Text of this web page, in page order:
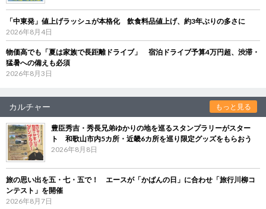
「中東発」値上げラッシュが本格化 飲食料品値上げ、約3年ぶりの多さに
2026年8月4日
物価高でも「夏は家族で長距離ドライブ」 宿泊ドライブ予算4万円超、渋滞・
猛暑への備えも必須
2026年8月3日
カルチャー もっと見る
豊臣秀吉・秀長兄弟ゆかりの地を巡るスタンプラリーがスター
ト 和歌山市内5カ所・近畿6カ所を巡り限定グッズをもらおう
2026年8月8日
旅の思い出を五・七・五で！ エースが「かばんの日」に合わせ「旅行川柳コ
ンテスト」を開催
2026年8月7日